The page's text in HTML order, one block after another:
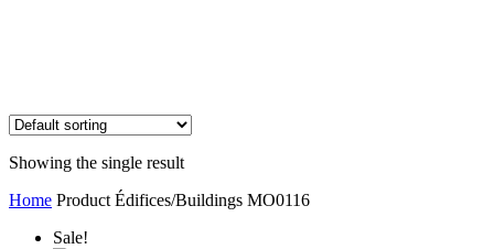
Showing the single result
Home Product Édifices/Buildings MO0116
Sale!